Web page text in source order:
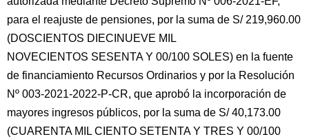
para el reajuste de pensiones, por la suma de S/ 219,960.00
(DOSCIENTOS DIECINUEVE MIL
NOVECIENTOS SESENTA Y 00/100 SOLES) en la fuente
de financiamiento Recursos Ordinarios y por la Resolución
Nº 003-2021-2022-P-CR, que aprobó la incorporación de
mayores ingresos públicos, por la suma de S/ 40,173.00
(CUARENTA MIL CIENTO SETENTA Y TRES Y 00/100